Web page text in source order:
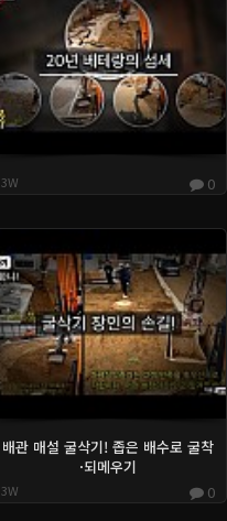
3W 0
배관 매설 굴삭기! 좁은 배수로 굴착
·되메우기
3W 0